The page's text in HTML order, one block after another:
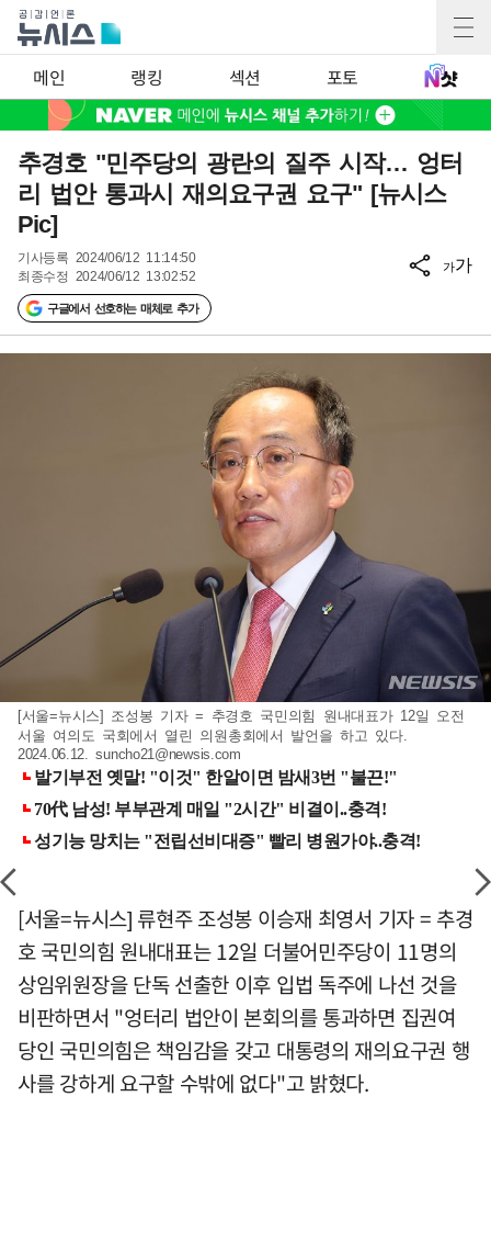
메인 랭킹 섹션 포토
추경호 "민주당의 광란의 질주 시작… 엉터
리 법안 통과시 재의요구권 요구" [뉴시스
Pic]
기사등록 2024/06/12 11:14:50
최종수정 2024/06/12 13:02:52
구글에서 선호하는 매체로 추가
가가
[서울=뉴시스] 조성봉 기자 = 추경호 국민의힘 원내대표가 12일 오전
서울 여의도 국회에서 열린 의원총회에서 발언을 하고 있다.
2024.06.12.suncho21@newsis.com
[서울=뉴시스] 류현주 조성봉 이승재 최영서 기자 = 추경
호 국민의힘 원내대표는 12일 더불어민주당이 11명의
상임위원장을 단독 선출한 이후 입법 독주에 나선 것을
비판하면서 "엉터리 법안이 본회의를 통과하면 집권여
당인 국민의힘은 책임감을 갖고 대통령의 재의요구권 행
사를 강하게 요구할 수밖에 없다"고 밝혔다.